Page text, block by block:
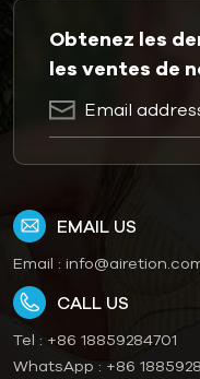
Obtenez les
les ventes de
EMAIL US
Email :
CALL US
Tel : +86 18859284701
WhatsApp : +86